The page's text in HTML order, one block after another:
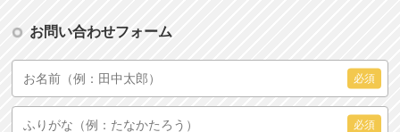
お問い合わせフォーム
必須
必須